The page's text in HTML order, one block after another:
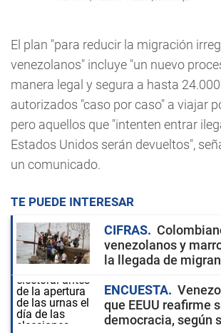
El plan "para reducir la migración
venezolanos" incluye "un nuevo
manera legal y segura a hasta
autorizados "caso por caso" a viajar
pero aquellos que "intenten entrar
Estados Unidos serán devueltos",
un comunicado.
TE PUEDE INTERESAR
CIFRAS
venezolanos y
la llegada de
ENCUESTA
que EEUU reafirme
democracia, según